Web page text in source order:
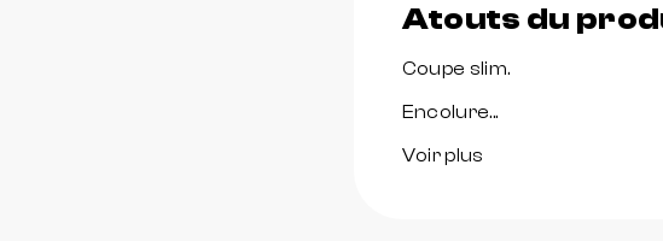
Atouts du
Coupe slim.
Encolure...
Voir plus